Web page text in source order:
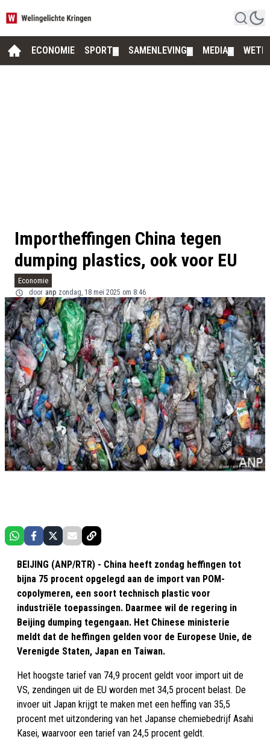
ECONOMIE SPORT SAMENLEVING MEDIA
Importheffingen China tegen
dumping plastics, ook voor EU
Economie
door anp zondag, 18 mei 2025 om 8:46
BEIJING (ANP/RTR) - China heeft zondag heffingen tot
bijna 75 procent opgelegd aan de import van POM-
copolymeren, een soort technisch plastic voor
industriële toepassingen. Daarmee wil de regering in
Beijing dumping tegengaan. Het Chinese ministerie
meldt dat de heffingen gelden voor de Europese Unie, de
Verenigde Staten, Japan en Taiwan.
Het hoogste tarief van 74,9 procent geldt voor import uit de
VS, zendingen uit de EU worden met 34,5 procent belast. De
invoer uit Japan krijgt te maken met een heffing van 35,5
procent met uitzondering van het Japanse chemiebedrijf Asahi
Kasei, waarvoor een tarief van 24,5 procent geldt.